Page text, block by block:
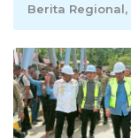
Berita